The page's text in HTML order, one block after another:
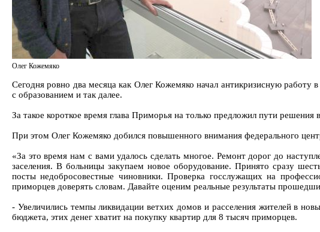
Олег Кожемяко
Сегодня ровно два месяца как Олег Кожемяко начал антикризисную
с образованием и так далее.
За такое короткое время глава Приморья на только предложил пути
При этом Олег Кожемяко добился повышенного внимания федерального
«За это время нам с вами удалось сделать многое. Ремонт дорог до
заселения. В больницы закупаем новое оборудование. Принято сразу
посты недобросовестные чиновники. Проверка госслужащих на
приморцев доверять словам. Давайте оценим реальные результаты
- Увеличились темпы ликвидации ветхих домов и расселения жителей в
бюджета, этих денег хватит на покупку квартир для 8 тысяч приморцев.